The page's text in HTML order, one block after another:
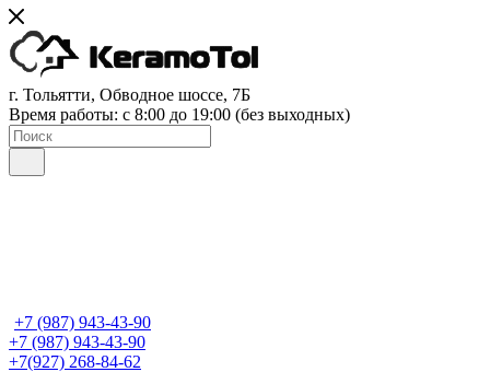
г. Тольятти, Обводное шоссе, 7Б
Время работы: c 8:00 до 19:00 (без выходных)
+7 (987) 943-43-90
+7 (987) 943-43-90
+7(927) 268-84-62